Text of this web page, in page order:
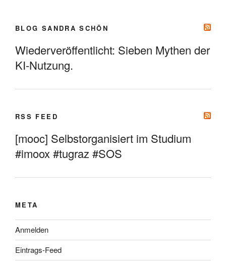
BLOG SANDRA SCHÖN
Wiederveröffentlicht: Sieben Mythen der
KI-Nutzung.
RSS FEED
[mooc] Selbstorganisiert im Studium
#imoox #tugraz #SOS
META
Anmelden
Eintrags-Feed